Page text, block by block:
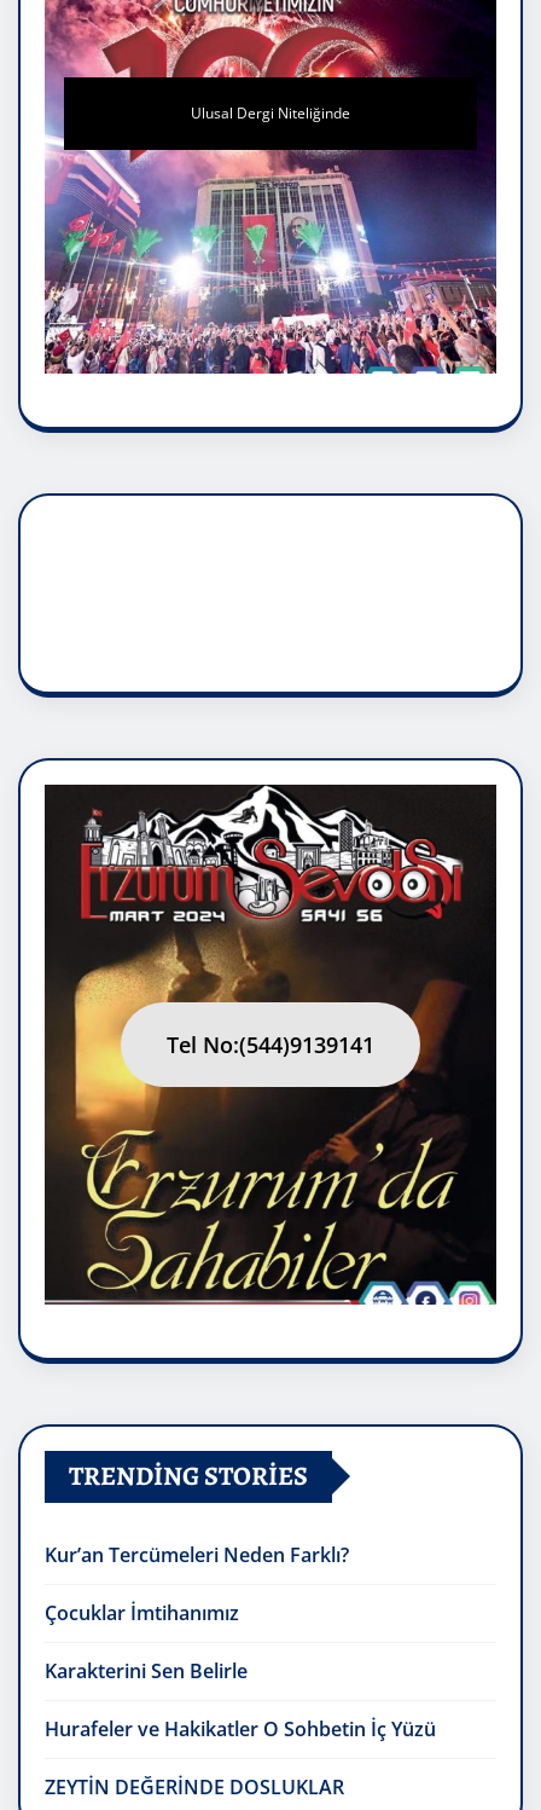
Ulusal Dergi Niteliğinde
Tel No:(544)9139141
TRENDING STORIES
Kur’an Tercümeleri Neden Farklı?
Çocuklar İmtihanımız
Karakterini Sen Belirle
Hurafeler ve Hakikatler O Sohbetin İç Yüzü
ZEYTİN DEĞERİNDE DOSLUKLAR